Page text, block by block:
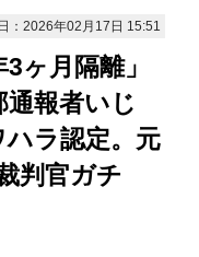
：2026年02月17日 15:51
ヶ月隔離」
報者いじ
ラ認定。元
判官ガチ